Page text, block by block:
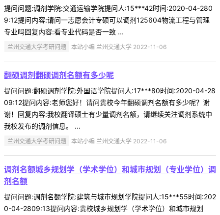
提问问题:调剂学院:交通运输学院提问人:15***42时间:2020-04-280
9:12提问内容:请问一志愿会计专硕可以调剂125604物流工程与管理
专业吗回复内容:看专业代码是否一致 ...
兰州交通大学考研问题 本站小编 兰州交通大学 2022-11-06
翻硕调剂翻硕调剂名额有多少呢
提问问题:翻硕调剂学院:外国语学院提问人:17***80时间:2020-04-28
09:12提问内容:老师您好！请问贵校今年翻硕调剂名额有多少呢？谢
谢！回复内容:我校翻译硕士有少量调剂名额，请继续关注调剂系统中
我校发布的调剂信息。 ...
兰州交通大学考研问题 本站小编 兰州交通大学 2022-11-06
调剂名额城乡规划学（学术学位）和城市规划（专业学位）调
剂名额
提问问题:调剂名额学院:建筑与城市规划学院提问人:15***55时间:202
0-04-2809:13提问内容:贵校城乡规划学（学术学位）和城市规划